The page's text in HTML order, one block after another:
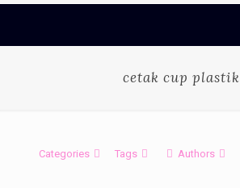
cetak cup plastik
Categories Tags Authors